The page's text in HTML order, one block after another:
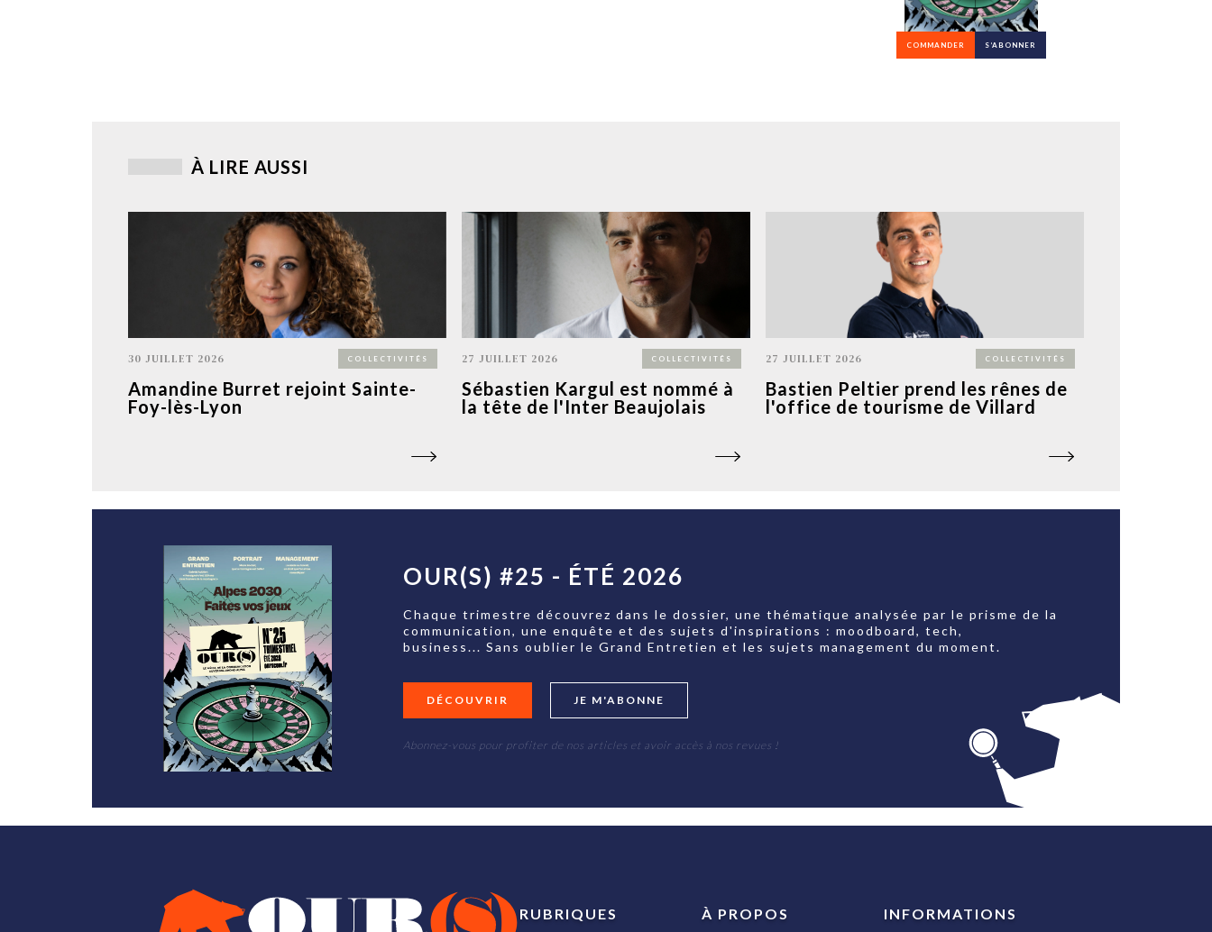
COMMANDER S’ABONNER
À LIRE AUSSI
30 JUILLET 2026 COLLECTIVITÉS
Amandine Burret rejoint Sainte-
Foy-lès-Lyon
27 JUILLET 2026 COLLECTIVITÉS
Sébastien Kargul est nommé à
la tête de l'Inter Beaujolais
27 JUILLET 2026 COLLECTIVITÉS
Bastien Peltier prend les rênes de
l'office de tourisme de Villard
OUR(S) #25 - ÉTÉ 2026
Chaque trimestre découvrez dans le dossier, une thématique analysée par le prisme de la
communication, une enquête et des sujets d'inspirations : moodboard, tech,
business... Sans oublier le Grand Entretien et les sujets management du moment.
DÉCOUVRIR JE M'ABONNE
Abonnez-vous pour profiter de nos articles et avoir accès à nos revues !
RUBRIQUES À PROPOS INFORMATIONS